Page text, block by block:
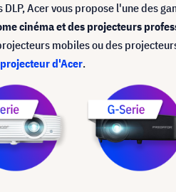
Acer vous propose l'une des
cinéma et des projecteurs
mobiles ou des
d'Acer.